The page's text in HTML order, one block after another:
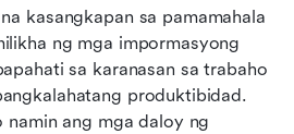
kasangkapan sa pamamahala
ng mga impormasyong
sa karanasan sa trabaho
produktibidad.
namin ang mga daloy ng